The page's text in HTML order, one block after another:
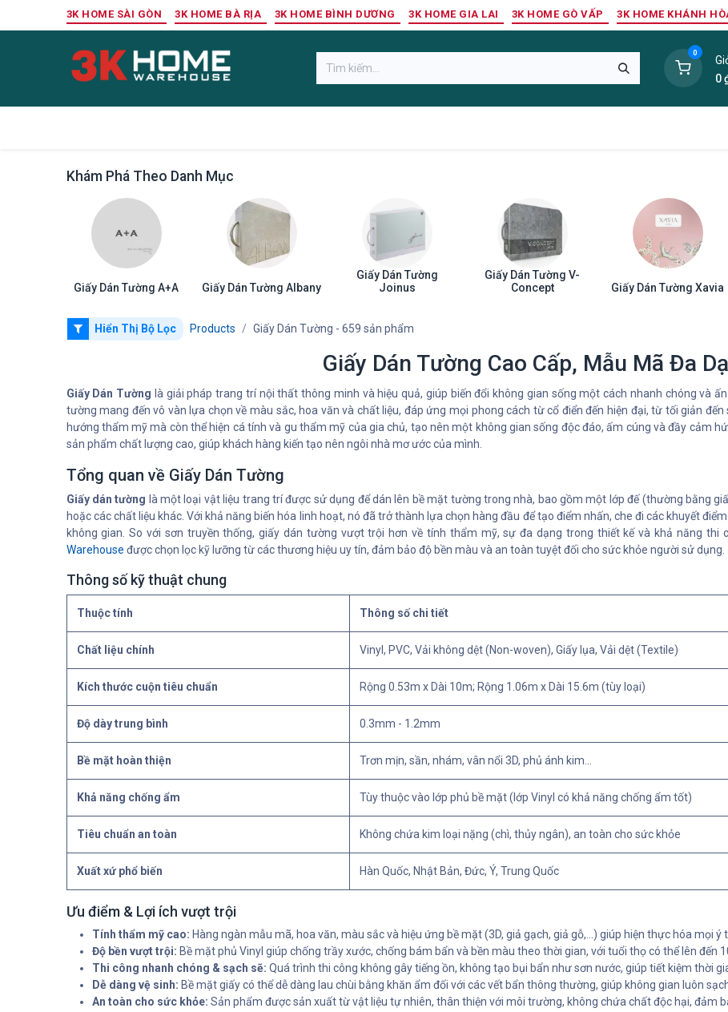
3K HOME SÀI GÒN 3K HOME BÀ RỊA 3K HOME BÌNH DƯƠNG 3K HOME GIA LAI 3K HOME GÒ VẤP 3K HOME KHÁNH
0
0
Khám Phá Theo Danh Mục
Giấy Dán Tường A+A Giấy Dán Tường Albany
Giấy Dán Tường
Joinus
Giấy Dán Tường V-
Concept
Giấy Dán Tường Xavia
Hiển Thị Bộ Lọc Products Giấy Dán Tường - 659 sản phẩm
Giấy Dán Tường Cao Cấp, Mẫu Mã Đa
Giấy Dán Tường là giải pháp trang trí nội thất thông minh và hiệu quả, giúp biến đổi không gian sống một cách nhanh chóng và
tường mang đến vô vàn lựa chọn về màu sắc, hoa văn và chất liệu, đáp ứng mọi phong cách từ cổ điển đến hiện đại, từ tối giản
hướng thẩm mỹ mà còn thể hiện cá tính và gu thẩm mỹ của gia chủ, tạo nên một không gian sống độc đáo, ấm cúng và đầy cảm
sản phẩm chất lượng cao, giúp khách hàng kiến tạo nên ngôi nhà mơ ước của mình.
Tổng quan về Giấy Dán Tường
Giấy dán tường là một loại vật liệu trang trí được sử dụng để dán lên bề mặt tường trong nhà, bao gồm một lớp đế (thường bằng
hoặc các chất liệu khác. Với khả năng biến hóa linh hoạt, nó đã trở thành lựa chọn hàng đầu để tạo điểm nhấn, che đi các khuyết
không gian. So với sơn truyền thống, giấy dán tường vượt trội hơn về tính thẩm mỹ, sự đa dạng trong thiết kế và khả năng thi
Warehouse được chọn lọc kỹ lưỡng từ các thương hiệu uy tín, đảm bảo độ bền màu và an toàn tuyệt đối cho sức khỏe người sử dụng.
Thông số kỹ thuật chung
Thuộc tính Thông số chi tiết
Chất liệu chính Vinyl, PVC, Vải không dệt (Non-woven), Giấy lụa, Vải dệt (Textile)
Kích thước cuộn tiêu chuẩn Rộng 0.53m x Dài 10m; Rộng 1.06m x Dài 15.6m (tùy loại)
Độ dày trung bình 0.3mm - 1.2mm
Bề mặt hoàn thiện Trơn mịn, sần, nhám, vân nổi 3D, phủ ánh kim...
Khả năng chống ẩm Tùy thuộc vào lớp phủ bề mặt (lớp Vinyl có khả năng chống ẩm tốt)
Tiêu chuẩn an toàn Không chứa kim loại nặng (chì, thủy ngân), an toàn cho sức khỏe
Xuất xứ phổ biến Hàn Quốc, Nhật Bản, Đức, Ý, Trung Quốc
Ưu điểm & Lợi ích vượt trội
Tính thẩm mỹ cao: Hàng ngàn mẫu mã, hoa văn, màu sắc và hiệu ứng bề mặt (3D, giả gạch, giả gỗ,...) giúp hiện thực hóa mọi ý
Độ bền vượt trội: Bề mặt phủ Vinyl giúp chống trầy xước, chống bám bẩn và bền màu theo thời gian, với tuổi thọ có thể lên đến
Thi công nhanh chóng & sạch sẽ: Quá trình thi công không gây tiếng ồn, không tạo bụi bẩn như sơn nước, giúp tiết kiệm thời
Dễ dàng vệ sinh: Bề mặt giấy có thể dễ dàng lau chùi bằng khăn ẩm đối với các vết bẩn thông thường, giúp không gian luôn
An toàn cho sức khỏe: Sản phẩm được sản xuất từ vật liệu tự nhiên, thân thiện với môi trường, không chứa chất độc hại, đảm